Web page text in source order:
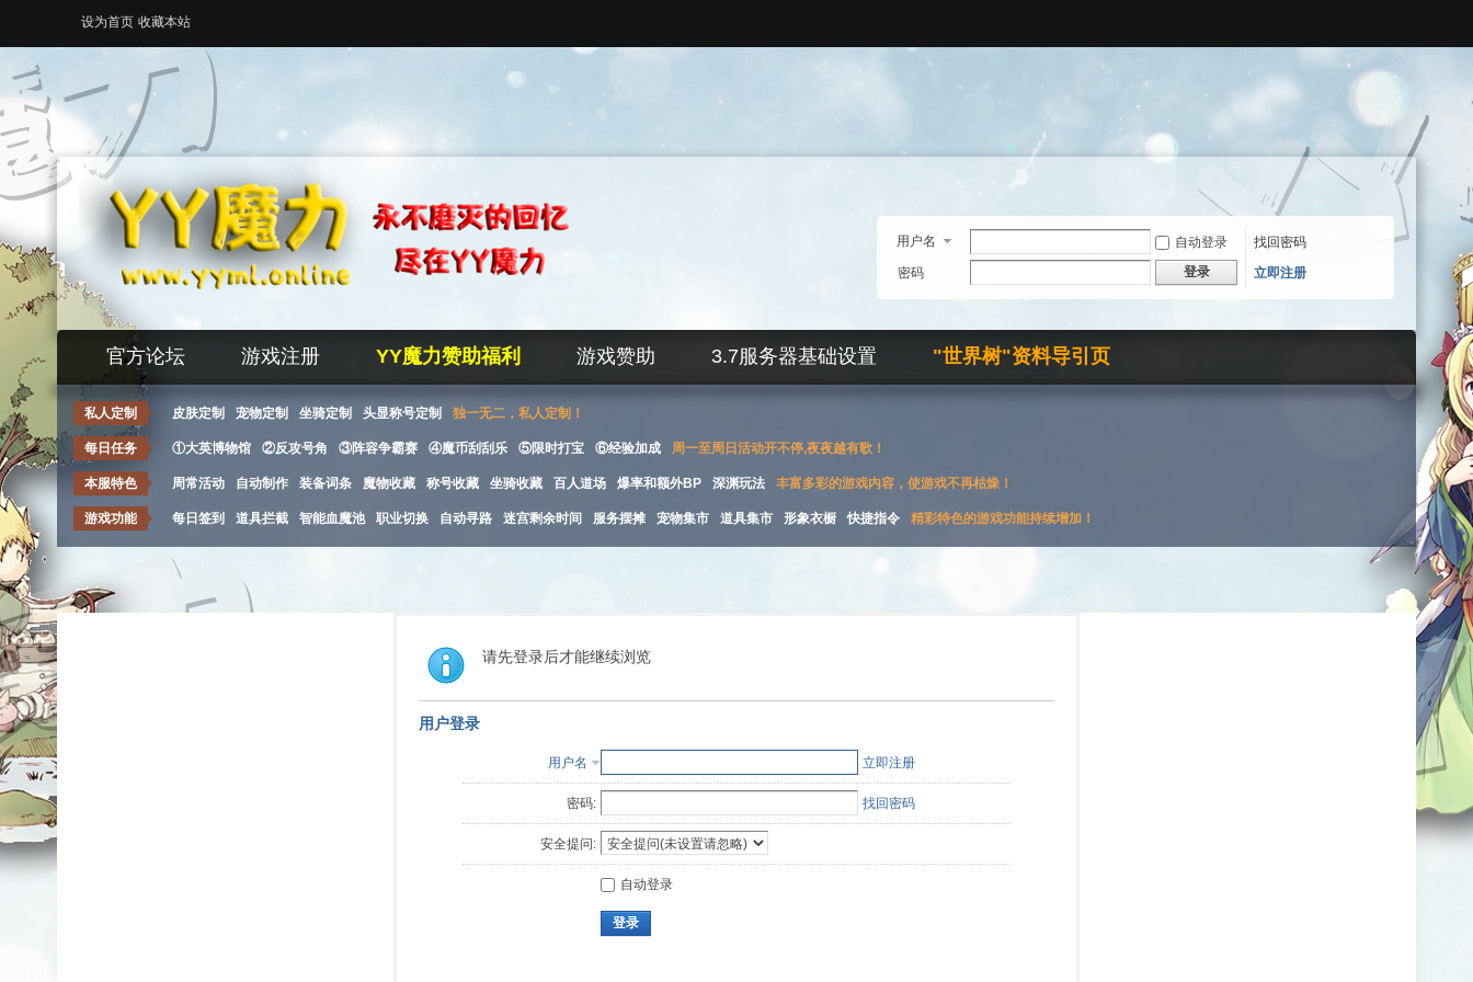
设为首页 收藏本站
用户名 自动登录
找回密码
密码
登录 立即注册
官方论坛 游戏注册 YY魔力赞助福利 游戏赞助 3.7服务器基础设置 "世界树"资料导引页
私人定制 皮肤定制 宠物定制 坐骑定制 头显称号定制 独一无二，私人定制！
每日任务 ①大英博物馆 ②反攻号角 ③阵容争霸赛 ④魔币刮刮乐 ⑤限时打宝 ⑥经验加成 周一至周日活动开不停,夜夜越有歌！
本服特色 周常活动 自动制作 装备词条 魔物收藏 称号收藏 坐骑收藏 百人道场 爆率和额外BP 深渊玩法 丰富多彩的游戏内容，使游戏不再枯燥！
游戏功能 每日签到 道具拦截 智能血魔池 职业切换 自动寻路 迷宫剩余时间 服务摆摊 宠物集市 道具集市 形象衣橱 快捷指令 精彩特色的游戏功能持续增加！
请先登录后才能继续浏览
用户登录
用户名 立即注册
密码: 找回密码
安全提问:
自动登录
登录